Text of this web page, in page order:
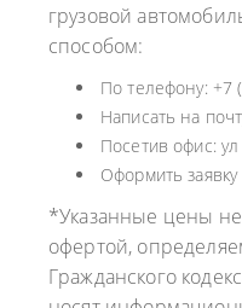
грузовой
способом:
По телефону: +7
Написать на
Посетив офис:
Оформить заявку
*Указанные цены
офертой,
Гражданского